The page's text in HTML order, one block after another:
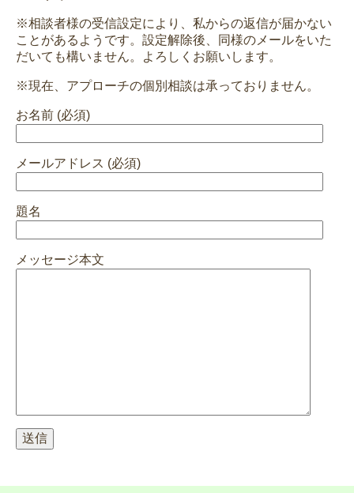
※相談者様の受信設定により、私からの返信が届かない
ことがあるようです。設定解除後、同様のメールをいた
だいても構いません。よろしくお願いします。
※現在、アプローチの個別相談は承っておりません。
お名前 (必須)
メールアドレス (必須)
題名
メッセージ本文